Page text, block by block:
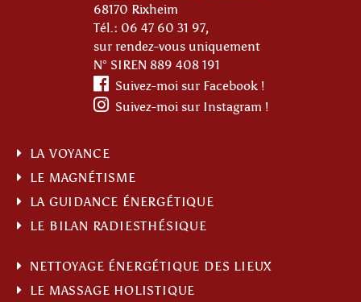
68170 Rixheim
Tél.: 06 47 60 31 97,
sur rendez-vous uniquement
N° SIREN 889 408 191
Suivez-moi sur Facebook !
Suivez-moi sur Instagram !
LA VOYANCE
LE MAGNÉTISME
LA GUIDANCE ÉNERGÉTIQUE
LE BILAN RADIESTHÉSIQUE
NETTOYAGE ÉNERGÉTIQUE DES LIEUX
LE MASSAGE HOLISTIQUE